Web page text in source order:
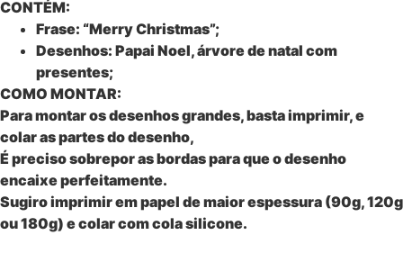
CONTÉM:
Frase: “Merry Christmas”;
Desenhos: Papai Noel, árvore de natal com
presentes;
COMO MONTAR:
Para montar os desenhos grandes, basta imprimir, e
colar as partes do desenho,
É preciso sobrepor as bordas para que o desenho
encaixe perfeitamente.
Sugiro imprimir em papel de maior espessura (90g, 120g
ou 180g) e colar com cola silicone.